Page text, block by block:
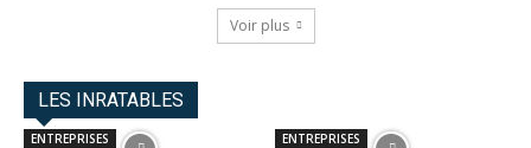
Voir plus
LES INRATABLES
ENTREPRISES ENTREPRISES